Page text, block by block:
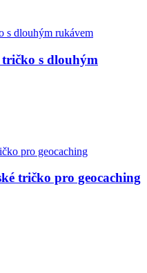
tričko s dlouhým
tričko pro geocaching